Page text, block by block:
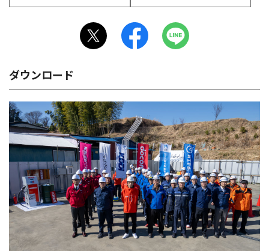
ダウンロード